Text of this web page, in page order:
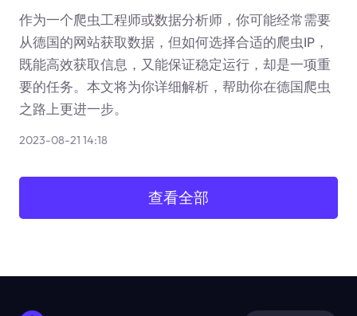
作为一个爬虫工程师或数据分析师，你可能经常需要
从德国的网站获取数据，但如何选择合适的爬虫IP，
既能高效获取信息，又能保证稳定运行，却是一项重
要的任务。本文将为你详细解析，帮助你在德国爬虫
之路上更进一步。
2023-08-21 14:18
查看全部